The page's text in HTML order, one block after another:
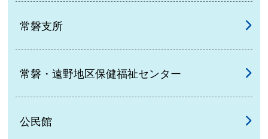
常磐支所
常磐・遠野地区保健福祉センター
公民館